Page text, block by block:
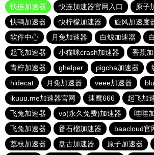
快连加速器
快连加速器官网入口
原子
快鸭加速器
快柠檬加速器 旋风加速度
软件中心
月兔加速器 白鲸加速器
起飞加速器
小猫咪crash加速器
香蕉
青柠加速器
ghelper pigcha加速器
hidecat
月兔加速器 veee加速器
ikuuu.me加速器官网
速鹰666 起飞加
飞兔加速器
vp(永久免费)加速器
哇哇
飞兔加速器
番石榴加速器 baacloud官
荔枝加速器
盘古加速器 原子加速器